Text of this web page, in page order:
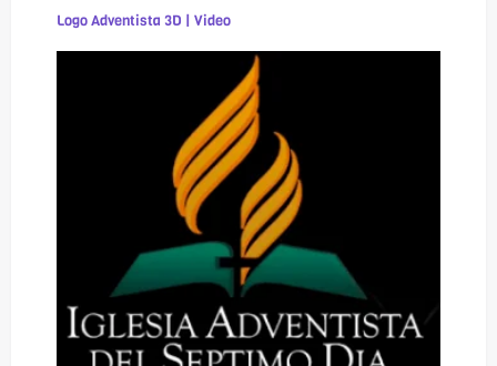
Logo Adventista 3D | Video